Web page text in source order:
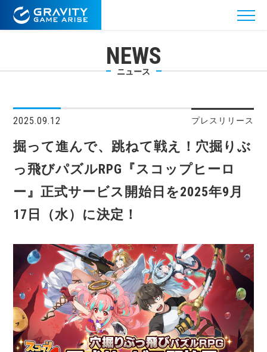
NEWS
ニュース
2025.09.12 プレスリリース
掘って進んで、跳ねて戦え！穴掘りぶ
っ飛びパズルRPG『スコップヒーロ
ー』正式サービス開始日を2025年9月
17日（水）に決定！